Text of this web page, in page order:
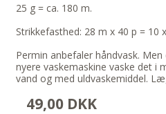
25 g = ca. 180 m.
Strikkefasthed: 28 m x 40 p = 10
Permin anbefaler håndvask.
nyere vaskemaskine vaske det i
vand og med uldvaskemiddel.
49,00 DKK